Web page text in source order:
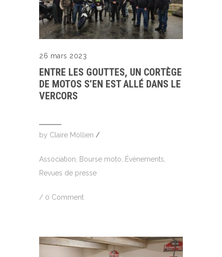
26 mars 2023
ENTRE LES GOUTTES, UN CORTÈGE
DE MOTOS S’EN EST ALLÉ DANS LE
VERCORS
by Claire Mollien /
Association, Bourse moto, Évènements,
Revues de presse
/ 0 Comment